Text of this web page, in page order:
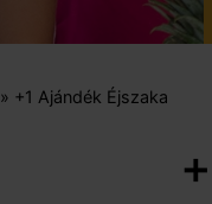
» +1 Ajándék Éjszaka